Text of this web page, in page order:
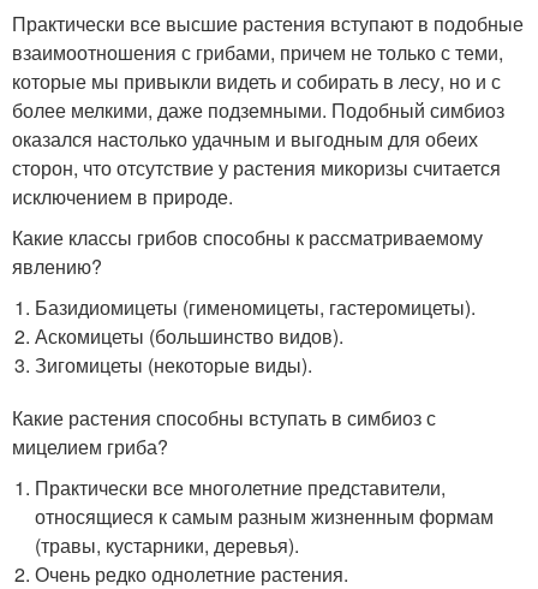
Практически все высшие растения вступают в подобные
взаимоотношения с грибами, причем не только с теми,
которые мы привыкли видеть и собирать в лесу, но и с
более мелкими, даже подземными. Подобный симбиоз
оказался настолько удачным и выгодным для обеих
сторон, что отсутствие у растения микоризы считается
исключением в природе.
Какие классы грибов способны к рассматриваемому
явлению?
Базидиомицеты (гименомицеты, гастеромицеты).
Аскомицеты (большинство видов).
Зигомицеты (некоторые виды).
Какие растения способны вступать в симбиоз с
мицелием гриба?
Практически все многолетние представители,
относящиеся к самым разным жизненным формам
(травы, кустарники, деревья).
Очень редко однолетние растения.